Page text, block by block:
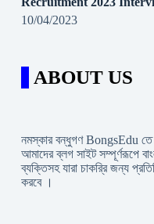
10/04/2023
ABOUT US
নমস্কার বন্ধুগণ BongsEdu
আমাদের ব্লগ সাইট সম্পূর্ণরূপে
ব্যক্তিসহ যারা চাকরি্র জন্য
করবে ।